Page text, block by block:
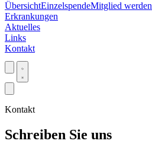
ÜbersichtEinzelspendeMitglied werden
Erkrankungen
Aktuelles
Links
Kontakt
Kontakt
Schreiben Sie uns